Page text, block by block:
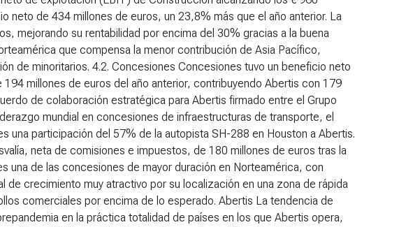
neto de 434 millones de euros, un 23,8% más que el año anterior. La
mejorando su rentabilidad por encima del 30% gracias a la buena
que compensa la menor contribución de Asia Pacífico,
de minoritarios. 4.2. Concesiones Concesiones tuvo un beneficio neto
millones de euros del año anterior, contribuyendo Abertis con 179
de colaboración estratégica para Abertis firmado entre el Grupo
mundial en concesiones de infraestructuras de transporte, el
una participación del 57% de la autopista SH-288 en Houston a Abertis.
neta de comisiones e impuestos, de 180 millones de euros tras la
una de las concesiones de mayor duración en Norteamérica, con
crecimiento muy atractivo por su localización en una zona de rápida
comerciales por encima de lo esperado. Abertis La tendencia de
en la práctica totalidad de países en los que Abertis opera,